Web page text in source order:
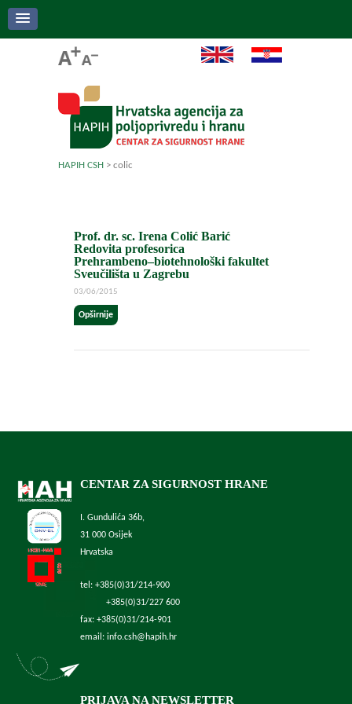
HAPIH CSH > colic
Prof. dr. sc. Irena Colić Barić
Redovita profesorica
Prehrambeno–biotehnološki fakultet
Sveučilišta u Zagrebu
03/06/2015
Opširnije
CENTAR ZA SIGURNOST HRANE
I. Gundulića 36b,
31 000 Osijek
Hrvatska
tel: +385(0)31/214-900
+385(0)31/227 600
fax: +385(0)31/214-901
email: info.csh@hapih.hr
PRIJAVA NA NEWSLETTER